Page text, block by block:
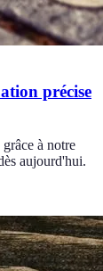
précise
à notre
aujourd'hui.